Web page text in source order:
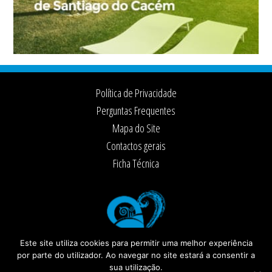
Footer
Política de Privacidade
Perguntas Frequentes
Mapa do Site
Contactos gerais
Ficha Técnica
Este site utiliza cookies para permitir uma melhor experiência
por parte do utilizador. Ao navegar no site estará a consentir a
sua utilização.